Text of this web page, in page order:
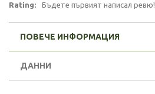
Rating: Бъдете първият написал ревю!
ПОВЕЧЕ ИНФОРМАЦИЯ
ДАННИ